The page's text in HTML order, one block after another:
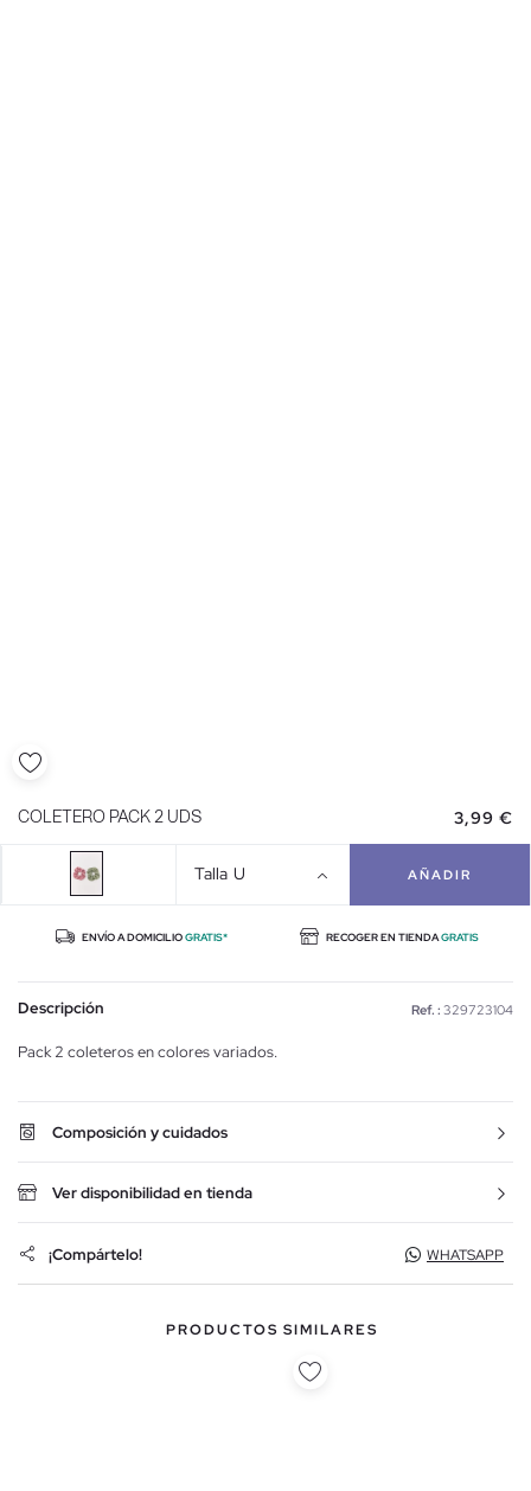
COLETERO PACK 2 UDS 3,99 €
Talla U AÑADIR
ENVÍO A DOMICILIOGRATIS* RECOGER EN TIENDAGRATIS
Descripción Ref. : 329723104
Pack 2 coleteros en colores variados.
Composición y cuidados
Ver disponibilidad en tienda
¡Compártelo! WHATSAPP
PRODUCTOS SIMILARES